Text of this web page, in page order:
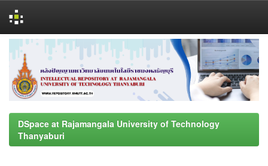
navigation
DSpace at Rajamangala University of Technology
Thanyaburi